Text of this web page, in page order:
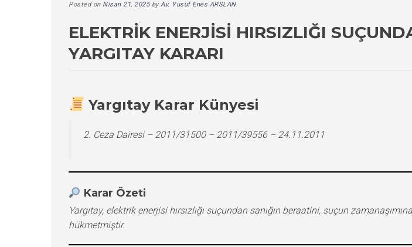
Posted on Nisan 21, 2025byAv. Yusuf Enes ARSLAN
ELEKTRIK ENERJISI HIRSIZLIĞI
YARGITAY KARARI
Yargıtay Karar Künyesi
2. Ceza Dairesi – 2011/31500 – 2011/39556 – 24.11.2011
Karar Özeti
Yargıtay, elektrik enerjisi hırsızlığı suçundan sanığın beraatini, suçun
hükmetmiştir.